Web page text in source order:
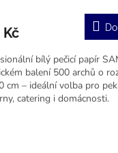
Kč
bílý pečicí papír
balení 500 archů o
cm – ideální volba pro
catering i domácnosti.